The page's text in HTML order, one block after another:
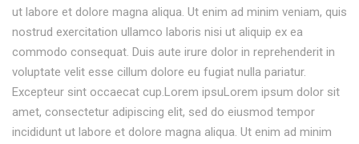
ut labore et dolore magna aliqua. Ut enim ad minim veniam, quis
nostrud exercitation ullamco laboris nisi ut aliquip ex ea
commodo consequat. Duis aute irure dolor in reprehenderit in
voluptate velit esse cillum dolore eu fugiat nulla pariatur.
Excepteur sint occaecat cup.Lorem ipsuLorem ipsum dolor sit
amet, consectetur adipiscing elit, sed do eiusmod tempor
incididunt ut labore et dolore magna aliqua. Ut enim ad minim